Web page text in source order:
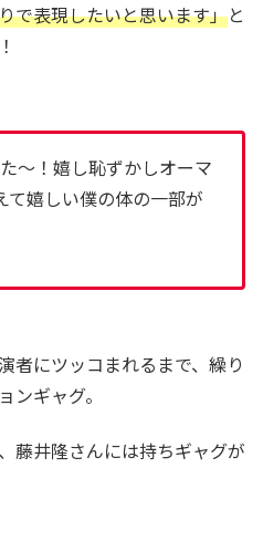
で表現したいと思います」と
～！嬉し恥ずかしオーマ
嬉しい僕の体の一部が
者にツッコまれるまで、繰り
ンギャグ。
藤井隆さんには持ちギャグが